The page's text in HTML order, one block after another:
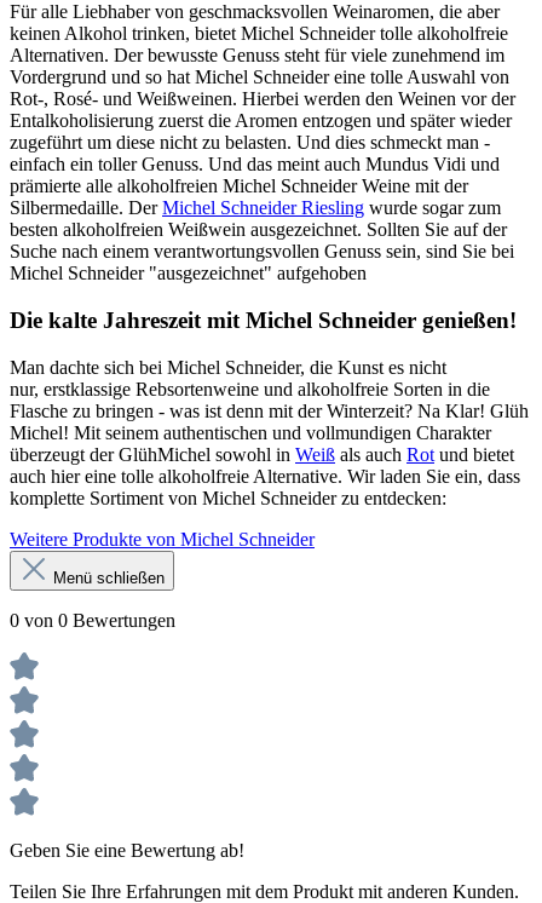
Für alle Liebhaber von geschmacksvollen Weinaromen, die aber
keinen Alkohol trinken, bietet Michel Schneider tolle alkoholfreie
Alternativen. Der bewusste Genuss steht für viele zunehmend im
Vordergrund und so hat Michel Schneider eine tolle Auswahl von
Rot-, Rosé- und Weißweinen. Hierbei werden den Weinen vor der
Entalkoholisierung zuerst die Aromen entzogen und später wieder
zugeführt um diese nicht zu belasten. Und dies schmeckt man -
einfach ein toller Genuss. Und das meint auch Mundus Vidi und
prämierte alle alkoholfreien Michel Schneider Weine mit der
Silbermedaille. DerMichel Schneider Riesling wurde sogar zum
besten alkoholfreien Weißwein ausgezeichnet. Sollten Sie auf der
Suche nach einem verantwortungsvollen Genuss sein, sind Sie bei
Michel Schneider "ausgezeichnet" aufgehoben
Die kalte Jahreszeit mit Michel Schneider genießen!
Man dachte sich bei Michel Schneider, die Kunst es nicht
nur, erstklassige Rebsortenweine und alkoholfreie Sorten in die
Flasche zu bringen - was ist denn mit der Winterzeit? Na Klar! Glüh
Michel! Mit seinem authentischen und vollmundigen Charakter
überzeugt der GlühMichel sowohl in Weiß als auch Rot und bietet
auch hier eine tolle alkoholfreie Alternative. Wir laden Sie ein, dass
komplette Sortiment von Michel Schneider zu entdecken:
Weitere Produkte von Michel Schneider
Menü schließen
0 von 0 Bewertungen
Geben Sie eine Bewertung ab!
Teilen Sie Ihre Erfahrungen mit dem Produkt mit anderen Kunden.